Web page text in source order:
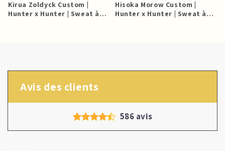
Kirua Zoldyck Custom |
Hunter x Hunter | Sweat à
Hisoka Morow Custom |
Hunter x Hunter | Sweat à
Avis des clients
586 avis